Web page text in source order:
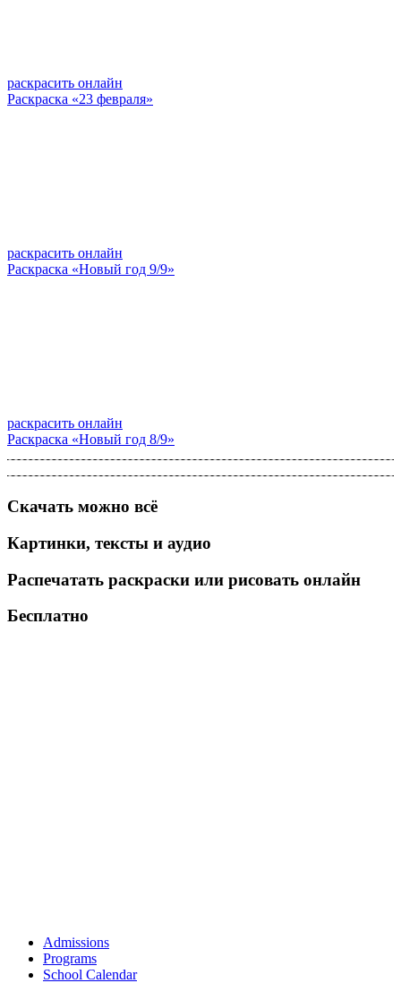
раскрасить онлайн
Раскраска «23 февраля»
раскрасить онлайн
Раскраска «Новый год 9/9»
раскрасить онлайн
Раскраска «Новый год 8/9»
Скачать можно всё
Картинки, тексты и аудио
Распечатать раскраски или рисовать онлайн
Бесплатно
Admissions
Programs
School Calendar